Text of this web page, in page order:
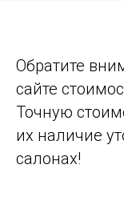
Обратите
сайте
Точную
их наличие
салонах!